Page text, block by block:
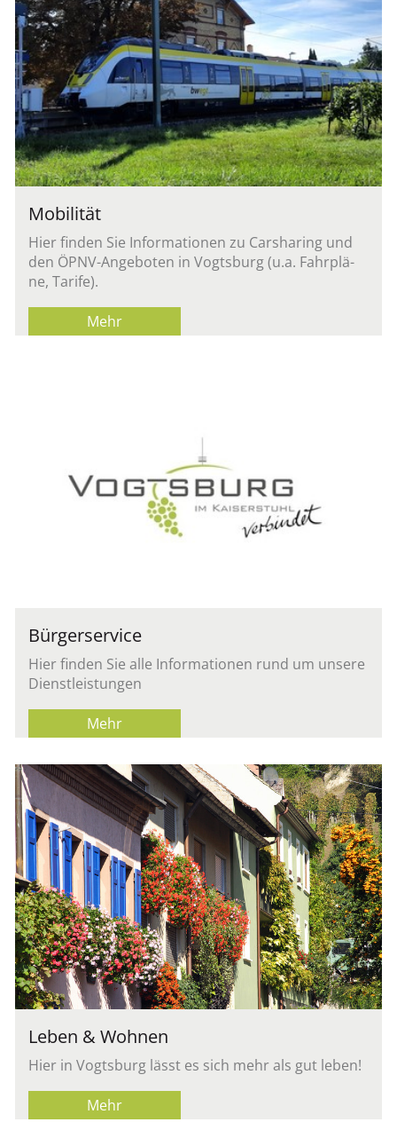
Mo­bi­li­tät
Hier fin­den Sie In­for­ma­tio­nen zu Car­sha­ring und
den ÖPNV-An­ge­bo­ten in Vogts­burg (u.a. Fahr­plä­
ne, Ta­ri­fe).
Mehr
Bür­ger­ser­vice
Hier fin­den Sie alle In­for­ma­tio­nen rund um un­se­re
Dienst­leis­tun­gen
Mehr
Leben & Woh­nen
Hier in Vogts­burg lässt es sich mehr als gut leben!
Mehr